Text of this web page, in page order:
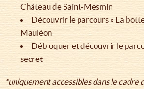
Château de Saint-Mesmin
Découvrir le parcours « La
Mauléon
Débloquer et découvrir le
secret
*uniquement accessibles dans le cadre